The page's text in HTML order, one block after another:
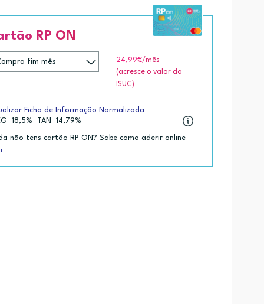
RP ON
24,99€/mês
(acresce o valor do
ISUC)
Ficha de Informação Normalizada
18,5% TAN 14,79%
não tens cartão RP ON? Sabe como aderir online